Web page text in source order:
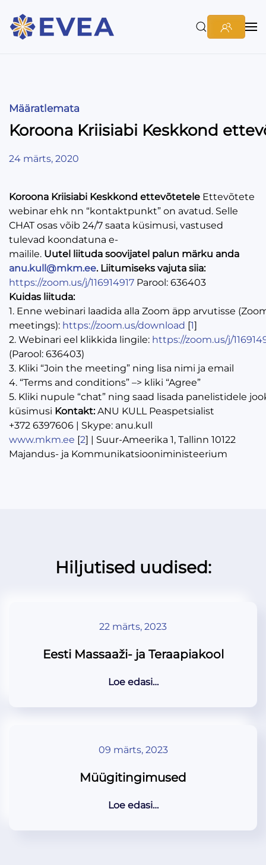
Määratlemata
Koroona Kriisiabi Keskkond
24 märts, 2020
Koroona Kriisiabi Keskkond ettevõtetele Ettevõtete
webinar ehk nn “kontaktpunkt” on avatud. Selle
CHAT osas võib 24/7 saata küsimusi, vastused
tulevad koondatuna e-
mailile. Uutel liituda soovijatel palun märku anda
anu.kull@mkm.ee. Liitumiseks vajuta siia:
https://zoom.us/j/116914917 Parool: 636403
Kuidas liituda:
1. Enne webinari laadida alla Zoom äpp arvutisse
meetings): https://zoom.us/download [1]
2. Webinari eel klikkida lingile: https://zoom.us/j/
(Parool: 636403)
3. Kliki “Join the meeting” ning lisa nimi ja email
4. “Terms and conditions” –> kliki “Agree”
5. Kliki nupule “chat” ning saad lisada panelistidele
küsimusi Kontakt:ANU KULL Peaspetsialist
+372 6397606 | Skype: anu.kull
www.mkm.ee [2] | Suur-Ameerika 1, Tallinn 10122
Majandus- ja Kommunikatsiooniministeerium
Hiljutised uudised:
22 märts, 2023
Eesti Massaaži- ja Teraapiakool
Loe edasi…
09 märts, 2023
Müügitingimused
Loe edasi…